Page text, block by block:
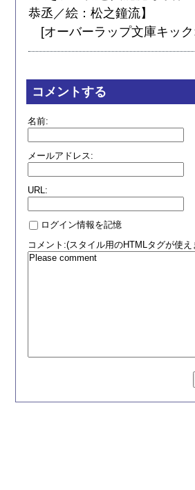
恭丞／絵：松之鐘流】
[オーバーラップ文庫キッ
コメントする
名前:
メールアドレス:
URL:
ログイン情報を記憶
コメント:(スタイル用のHTMLタグが使え